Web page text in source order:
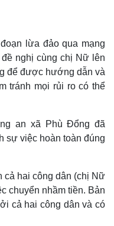
lừa đảo qua mạng
nghị cùng chị Nữ lên
để được hướng dẫn và
tránh mọi rủi ro có thể
an xã Phù Đổng đã
sự việc hoàn toàn đúng
cả hai công dân (chị Nữ
chuyển nhầm tiền. Bản
cả hai công dân và có